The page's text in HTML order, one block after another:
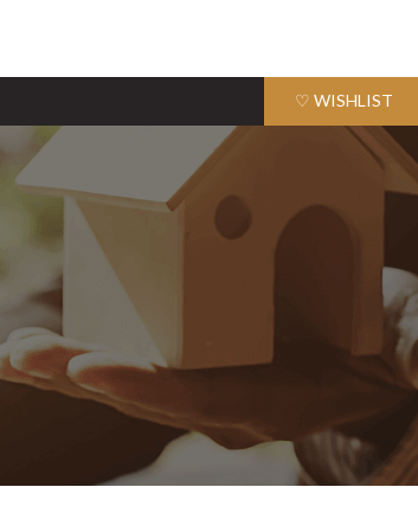
♡ WISHLIST